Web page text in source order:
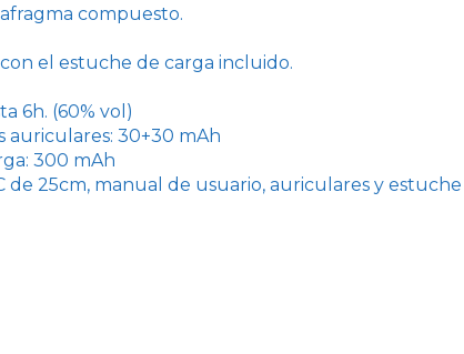
compuesto.
el estuche de carga incluido.
6h. (60% vol)
auriculares: 30+30 mAh
300 mAh
de 25cm, manual de usuario, auriculares y